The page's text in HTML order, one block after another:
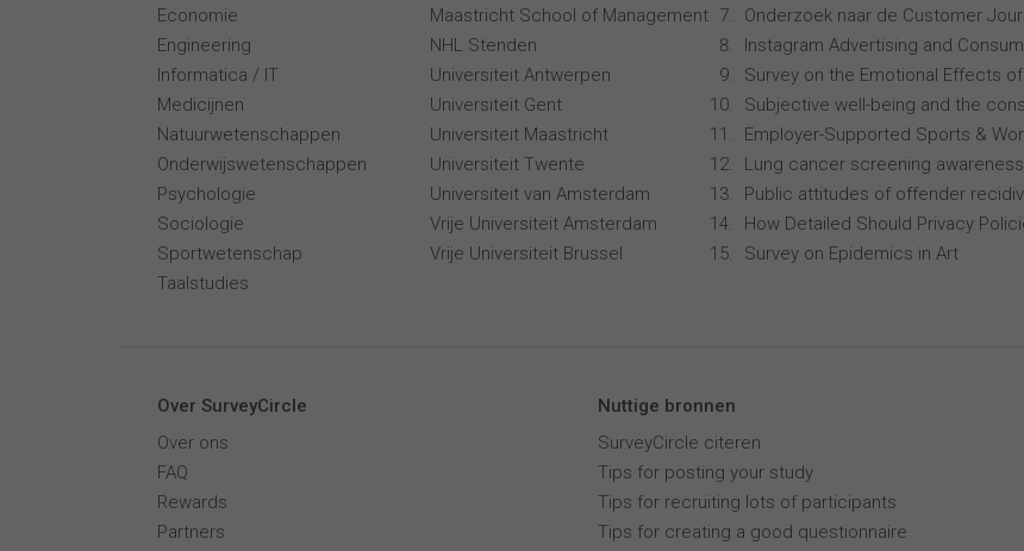
Economie
Engineering
Informatica / IT
Medicijnen
Natuurwetenschappen
Onderwijswetenschappen
Psychologie
Sociologie
Sportwetenschap
Taalstudies
Maastricht School of Management
NHL Stenden
Universiteit Antwerpen
Universiteit Gent
Universiteit Maastricht
Universiteit Twente
Universiteit van Amsterdam
Vrije Universiteit Amsterdam
Vrije Universiteit Brussel
Onderzoek naar de Customer
Instagram Advertising and
Survey on the Emotional Effects
Subjective well-being and the
Employer-Supported Sports &
Lung cancer screening awareness
Public attitudes of offender
How Detailed Should Privacy
Survey on Epidemics in Art
Over SurveyCircle
Over ons
FAQ
Rewards
Partners
Nuttige bronnen
SurveyCircle citeren
Tips for posting your study
Tips for recruiting lots of participants
Tips for creating a good questionnaire